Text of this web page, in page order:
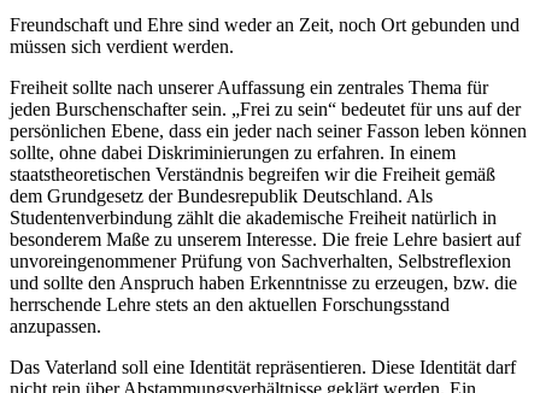
Freundschaft und Ehre sind weder an Zeit, noch Ort gebunden und
müssen sich verdient werden.
Freiheit sollte nach unserer Auffassung ein zentrales Thema für
jeden Burschenschafter sein. „Frei zu sein“ bedeutet für uns auf der
persönlichen Ebene, dass ein jeder nach seiner Fasson leben können
sollte, ohne dabei Diskriminierungen zu erfahren. In einem
staatstheoretischen Verständnis begreifen wir die Freiheit gemäß
dem Grundgesetz der Bundesrepublik Deutschland. Als
Studentenverbindung zählt die akademische Freiheit natürlich in
besonderem Maße zu unserem Interesse. Die freie Lehre basiert auf
unvoreingenommener Prüfung von Sachverhalten, Selbstreflexion
und sollte den Anspruch haben Erkenntnisse zu erzeugen, bzw. die
herrschende Lehre stets an den aktuellen Forschungsstand
anzupassen.
Das Vaterland soll eine Identität repräsentieren. Diese Identität darf
nicht rein über Abstammungsverhältnisse geklärt werden. Ein